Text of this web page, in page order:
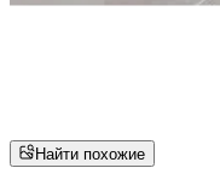
Найти похожие